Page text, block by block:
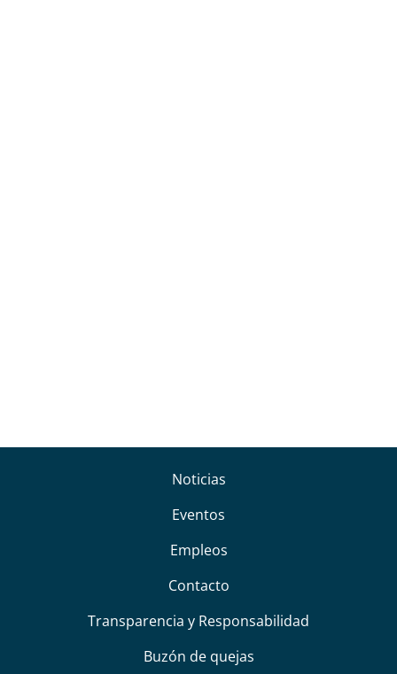
Noticias
Eventos
Empleos
Contacto
Transparencia y Responsabilidad
Buzón de quejas